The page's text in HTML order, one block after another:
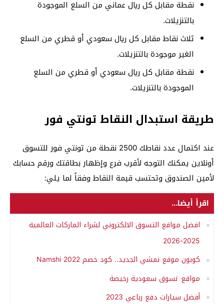
نقطة مقابل كل ريال عماني من السلع الموجودة
بالتنزيلات.
ثلاث نقاط مقابل كل ريال سعودي أو قطري من السلع
الغير موجودة بالتنزيلات.
نقطة مقابل كل ريال سعودي أو قطري من السلع
الموجودة بالتنزيلات.
طريقة استبدال النقاط تونتي فور
عند اكتمال عدد نقاطك 2500 نقطة من تونتي فور للتسوق
أونلاين يمكنك التوجه لأقرب فرع وإظهار بطاقتك ورقم حسابك
لأمين الصندوق وتحتسب قيمة النقاط وفقاً لما يلي:
اقرأ أيضا...
افضل مواقع التسوق الالكتروني لشراء الماركات العالمية
2025-2026
كوبون موقع نمشي الجديد.. كود خصم Namshi 2022
مواقع تسوق سعودية رخيصة
أفضل سيارات دفع رباعي 2023